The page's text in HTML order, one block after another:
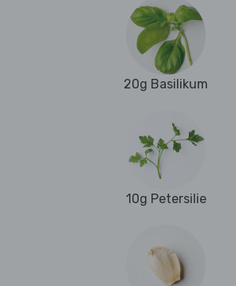
20g Basilikum
10g Petersilie